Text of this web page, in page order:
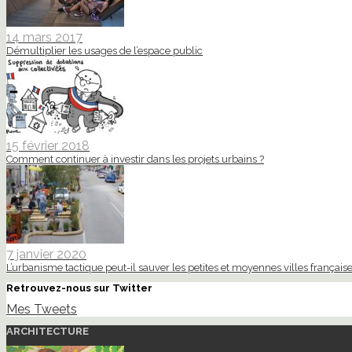
14 mars 2017
Démultiplier les usages de l’espace public
15 février 2018
Comment continuer à investir dans les projets urbains ?
7 janvier 2020
L’urbanisme tactique peut-il sauver les petites et moyennes villes
Retrouvez-nous sur Twitter
Mes Tweets
ARCHITECTURE